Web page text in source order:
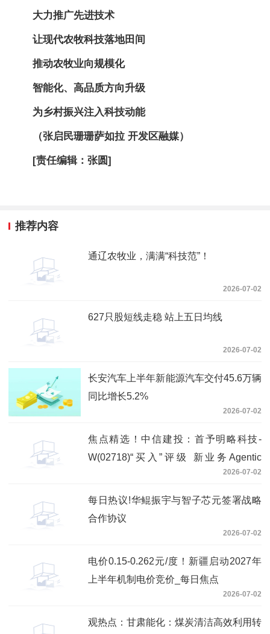
大力推广先进技术
让现代农牧科技落地田间
推动农牧业向规模化
智能化、高品质方向升级
为乡村振兴注入科技动能
（张启民珊珊萨如拉 开发区融媒）
[责任编辑：张圆]
推荐内容
通辽农牧业，满满“科技范”！
2026-07-02
627只股短线走稳 站上五日均线
2026-07-02
长安汽车上半年新能源汽车交付45.6万辆
同比增长5.2%
2026-07-02
焦点精选！中信建投：首予明略科技-
W(02718)“买入”评级 新业务Agentic
2026-07-02
每日热议!华鲲振宇与智子芯元签署战略
合作协议
2026-07-02
电价0.15-0.262元/度！新疆启动2027年
上半年机制电价竞价_每日焦点
2026-07-02
观热点：甘肃能化：煤炭清洁高效利用转